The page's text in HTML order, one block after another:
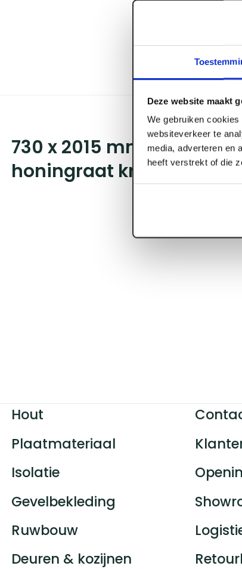
Deze website maakt
We gebruiken
websiteverkeer te
media, adverteren en
heeft verstrekt of die
730 x 2015 mm Berkvens
honingraat kristalwit
Hout
Plaatmateriaal
Isolatie
Gevelbekleding
Ruwbouw
Deuren & kozijnen